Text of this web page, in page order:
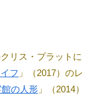
リス・プラットに
フ 」（2017）のレ
の人形 」（2014）